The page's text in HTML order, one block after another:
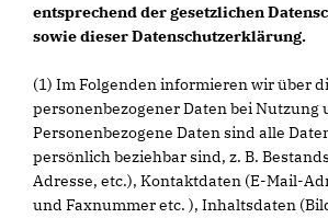
entsprechend der gesetzlichen
sowie dieser Datenschutzerklärung.
(1) Im Folgenden informieren wir über
personenbezogener Daten bei Nutzung
Personenbezogene Daten sind alle
persönlich beziehbar sind, z. B.
Adresse, etc.), Kontaktdaten (E-Mail-
und Faxnummer etc. ), Inhaltsdaten